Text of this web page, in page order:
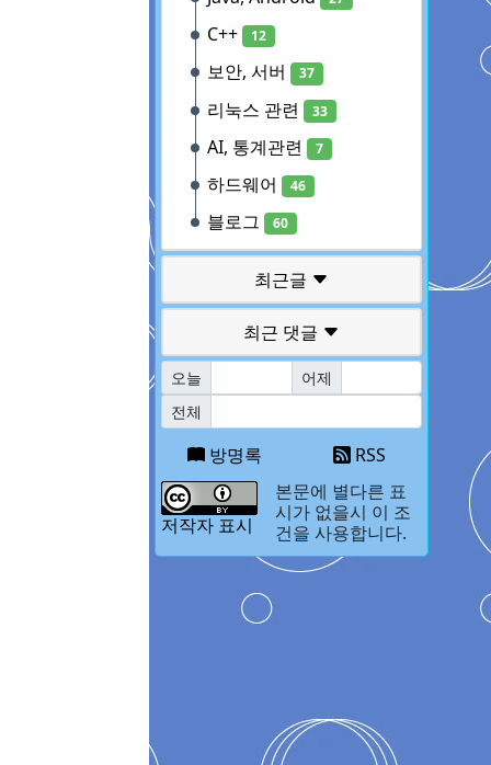
C++ 12
보안, 서버 37
리눅스 관련 33
AI, 통계관련 7
하드웨어 46
블로그 60
최근글
최근 댓글
오늘
어제
전체
방명록 RSS
저작자 표시
본문에 별다른 표
시가 없을시 이 조
건을 사용합니다.